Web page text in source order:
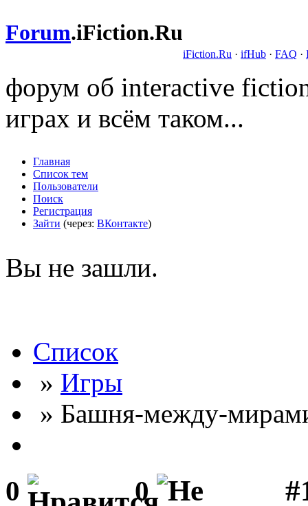
Forum.iFiction.Ru
iFiction.Ru · ifHub · FAQ ·
форум об interactive
играх и всём таком...
Главная
Список тем
Пользователи
Поиск
Регистрация
Зайти (через: ВКонтакте)
Вы не зашли.
Список
» Игры
» Башня-между-
0 0